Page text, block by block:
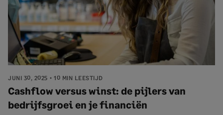
JUNI 30, 2025 10 MIN LEESTIJD
Cashflow versus winst: de pijlers van
bedrijfsgroei en je financiën